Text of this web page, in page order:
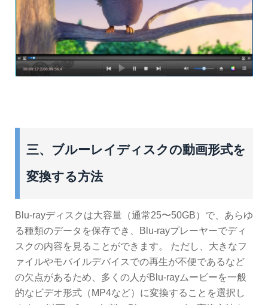
三、ブルーレイディスクの動画形式を
変換する方法
Blu-rayディスクは大容量（通常25〜50GB）で、あらゆ
る種類のデータを保存でき、Blu-rayプレーヤーでディ
スクの内容を見ることができます。 ただし、大きなフ
ァイルやモバイルデバイスでの再生が不便であるなど
の欠点があるため、多くの人がBlu-rayムービーを一般
的なビデオ形式（MP4など）に変換することを選択し